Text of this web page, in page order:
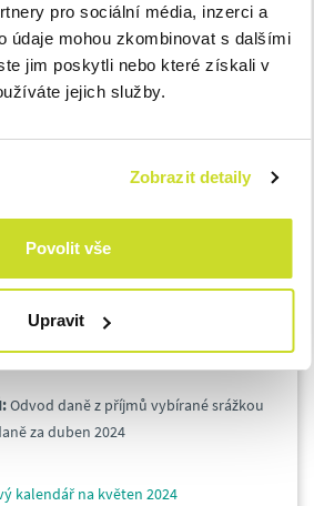
pro sociální média, inzerci a
údaje mohou zkombinovat s dalšími
jim poskytli nebo které získali v
jejich služby.
Zobrazit detaily
Povolit vše
Upravit
Podání daňového přiznání ke spotřební
například z topných olejů a ostatních
daně
HODNOTY:Daňové přiznání a splatnost
Odvod daně z příjmů vybírané srážkou
za duben 2024
kalendář na květen 2024